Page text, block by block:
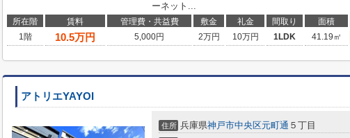
ーネット...
所在階 賃料 管理費・共益費 敷金 礼金 間取り 面積
1階
10.5万円 5,000円 2万円 10万円 1LDK 41.19㎡
アトリエYAYOI
住所 兵庫県神戸市中央区元町通 ５丁目